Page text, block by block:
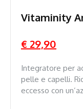
Vitaminity
€ 29,90
Integratore per
pelle e capelli.
eccesso con